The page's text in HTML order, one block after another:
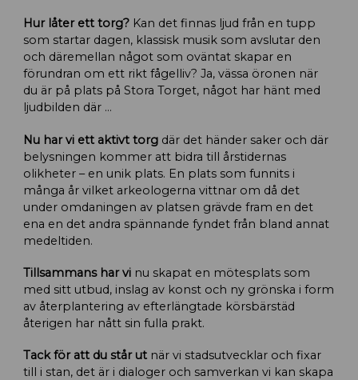
Hur låter ett torg? Kan det finnas ljud från en tupp
som startar dagen, klassisk musik som avslutar den
och däremellan något som oväntat skapar en
förundran om ett rikt fågelliv? Ja, vässa öronen när
du är på plats på Stora Torget, något har hänt med
ljudbilden där …
Nu har vi ett aktivt torg där det händer saker och där
belysningen kommer att bidra till årstidernas
olikheter – en unik plats. En plats som funnits i
många år vilket arkeologerna vittnar om då det
under omdaningen av platsen grävde fram en det
ena en det andra spännande fyndet från bland annat
medeltiden.
Tillsammans har vi nu skapat en mötesplats som
med sitt utbud, inslag av konst och ny grönska i form
av återplantering av efterlängtade körsbärstäd
återigen har nått sin fulla prakt.
Tack för att du står ut när vi stadsutvecklar och fixar
till i stan, det är i dialoger och samverkan vi kan skapa